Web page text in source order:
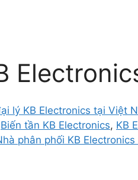
lý KB Electronics tại Việt
Biến tần KB Electronics, KB
phân phối KB